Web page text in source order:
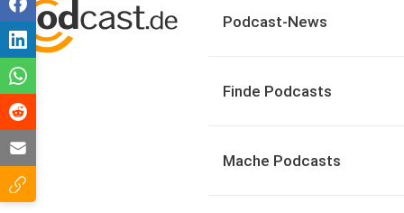
Podcast-News
Finde Podcasts
Mache Podcasts